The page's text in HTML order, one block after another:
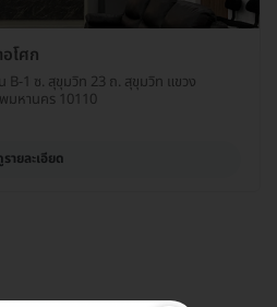
โศก
B-1 ซ. สุขุมวิท 23 ถ. สุขุมวิท แขวง
มหานคร 10110
รายละเอียด